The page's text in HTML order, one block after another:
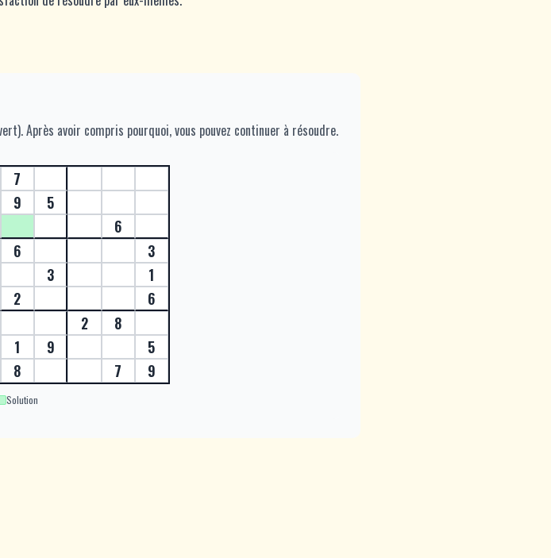
Après avoir compris pourquoi, vous pouvez continuer à résoudre.
7
9
5
6
6
3
3
1
2
6
2
8
1 9
5
8
7 9
Solution